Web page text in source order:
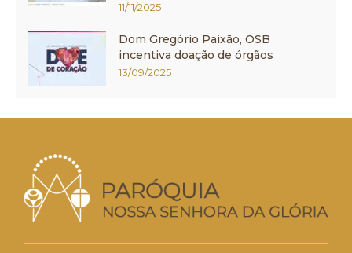
11/11/2025
Dom Gregório Paixão, OSB
incentiva doação de órgãos
13/09/2025